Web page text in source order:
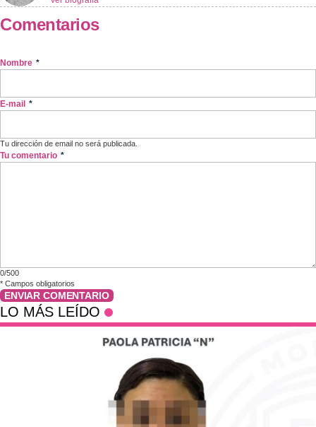
Comentarios
Nombre *
E-mail *
Tu dirección de email no será publicada.
Tu comentario *
0/500
* Campos obligatorios
ENVIAR COMENTARIO
LO MÁS LEÍDO